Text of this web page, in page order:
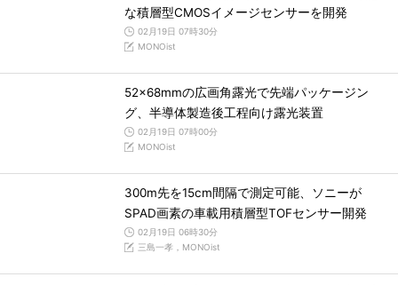
な積層型CMOSイメージセンサーを開発
02月19日 07時30分
MONOist
52×68mmの広画角露光で先端パッケージン
グ、半導体製造後工程向け露光装置
02月19日 07時00分
MONOist
300m先を15cm間隔で測定可能、ソニーが
SPAD画素の車載用積層型TOFセンサー開発
02月19日 06時30分
三島一孝，MONOist